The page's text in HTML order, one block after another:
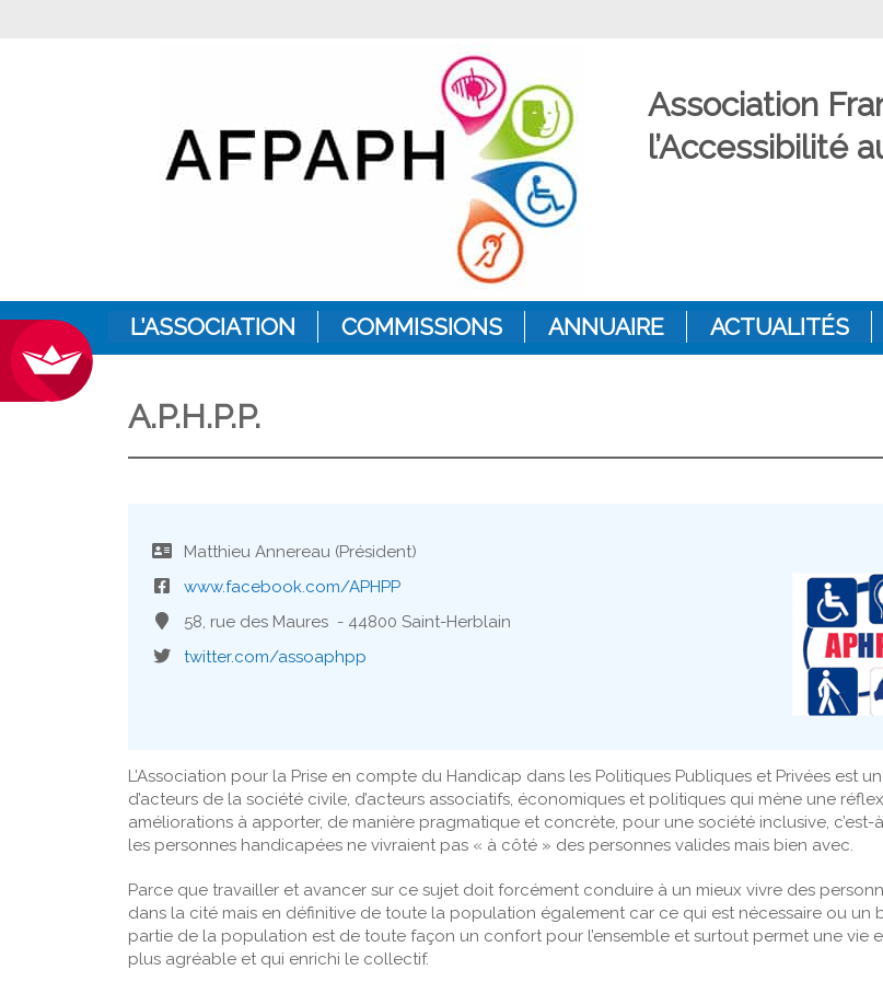
Association
l’Accessibilité
L’ASSOCIATION COMMISSIONS ANNUAIRE ACTUALITÉS
A.P.H.P.P.
Matthieu Annereau (Président)
www.facebook.com/APHPP
58, rue des Maures - 44800 Saint-Herblain
twitter.com/assoaphpp
L’Association pour la Prise en compte du Handicap dans les Politiques Publiques et Privées est
d’acteurs de la société civile, d’acteurs associatifs, économiques et politiques qui mène une
améliorations à apporter, de manière pragmatique et concrète, pour une société inclusive,
les personnes handicapées ne vivraient pas « à côté » des personnes valides mais bien avec.
Parce que travailler et avancer sur ce sujet doit forcément conduire à un mieux vivre des
dans la cité mais en définitive de toute la population également car ce qui est nécessaire ou un
partie de la population est de toute façon un confort pour l’ensemble et surtout permet une vie
plus agréable et qui enrichi le collectif.